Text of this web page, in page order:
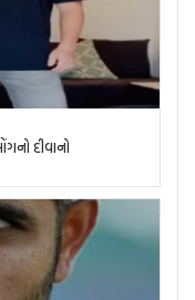
દીવાનો